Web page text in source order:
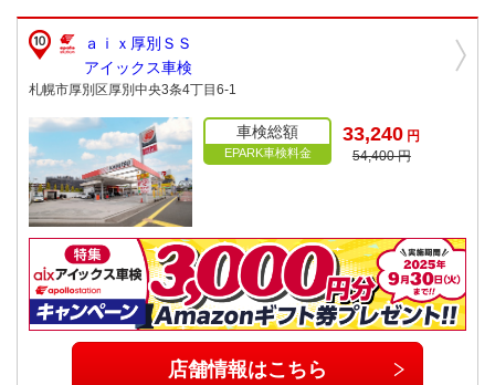
ａｉｘ厚別ＳＳ
アイックス車検
札幌市厚別区厚別中央3条4丁目6-1
車検総額
EPARK車検料金
33,240 円
54,400 円
店舗情報はこちら